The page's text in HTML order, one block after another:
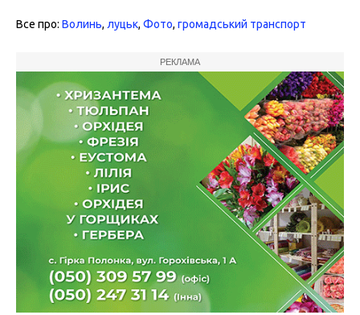
Все про: Волинь, луцьк, Фото, громадський транспорт
РЕКЛАМА